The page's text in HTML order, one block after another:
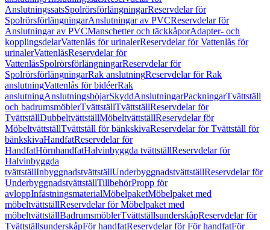
AnslutningssatsSpolrörsförlängningarReservdelar för
SpolrörsförlängningarAnslutningar av PVCReservdelar för
Anslutningar av PVCManschetter och täckkåporAdapter- och
kopplingsdelarVattenlås för urinalerReservdelar för Vattenlås för
urinalerVattenlåsReservdelar för
VattenlåsSpolrörsförlängningarReservdelar för
SpolrörsförlängningarRak anslutningReservdelar för Rak
anslutningVattenlås för bidéerRak
anslutningAnslutningsböjarSkyddAnslutningarPackningarTvättställ
och badrumsmöblerTvättställTvättställReservdelar för
TvättställDubbeltvättställMöbeltvättställReservdelar för
MöbeltvättställTvättställ för bänkskivaReservdelar för Tvättställ för
bänkskivaHandfatReservdelar för
HandfatHörnhandfatHalvinbyggda tvättställReservdelar för
Halvinbyggda
tvättställInbyggnadstvättställUnderbyggnadstvättställReservdelar för
UnderbyggnadstvättställTillbehörPropp för
avloppInfästningsmaterialMöbelpaketMöbelpaket med
möbeltvättställReservdelar för Möbelpaket med
möbeltvättställBadrumsmöblerTvättställsunderskåpReservdelar för
TvättställsunderskåpFör handfatReservdelar för För handfatFör